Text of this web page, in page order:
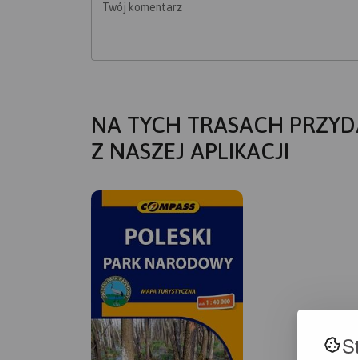
Twój komentarz
NA TYCH TRASACH
Z NASZEJ APLIKACJI